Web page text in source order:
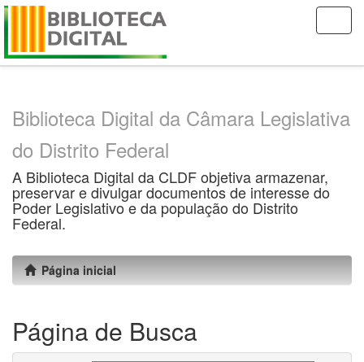
Skip
Biblioteca Digital da Câmara Legislativa
do Distrito Federal
A Biblioteca Digital da CLDF objetiva armazenar,
preservar e divulgar documentos de interesse do
Poder Legislativo e da população do Distrito
Federal.
Página inicial
Página de Busca